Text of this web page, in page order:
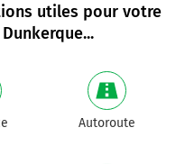
utiles pour votre
...
Autoroute